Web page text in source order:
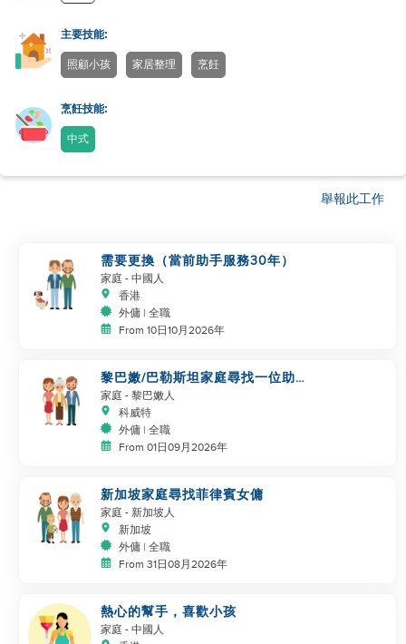
主要技能:
照顧小孩 家居整理 烹飪
烹飪技能:
中式
舉報此工作
需要更換（當前助手服務30年）
家庭 - 中國人
香港
外傭 | 全職
From 10日10月2026年
黎巴嫩/巴勒斯坦家庭尋找一位助
手成為家庭的一部分
家庭 - 黎巴嫩人
科威特
外傭 | 全職
From 01日09月2026年
新加坡家庭尋找菲律賓女傭
家庭 - 新加坡人
新加坡
外傭 | 全職
From 31日08月2026年
熱心的幫手，喜歡小孩
家庭 - 中國人